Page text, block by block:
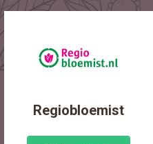
Regiobloemist